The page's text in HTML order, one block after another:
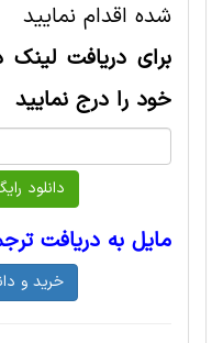
شده اقدام نمایید
برای دریافت لینک
خود را درج نمایید
مایل به دریافت